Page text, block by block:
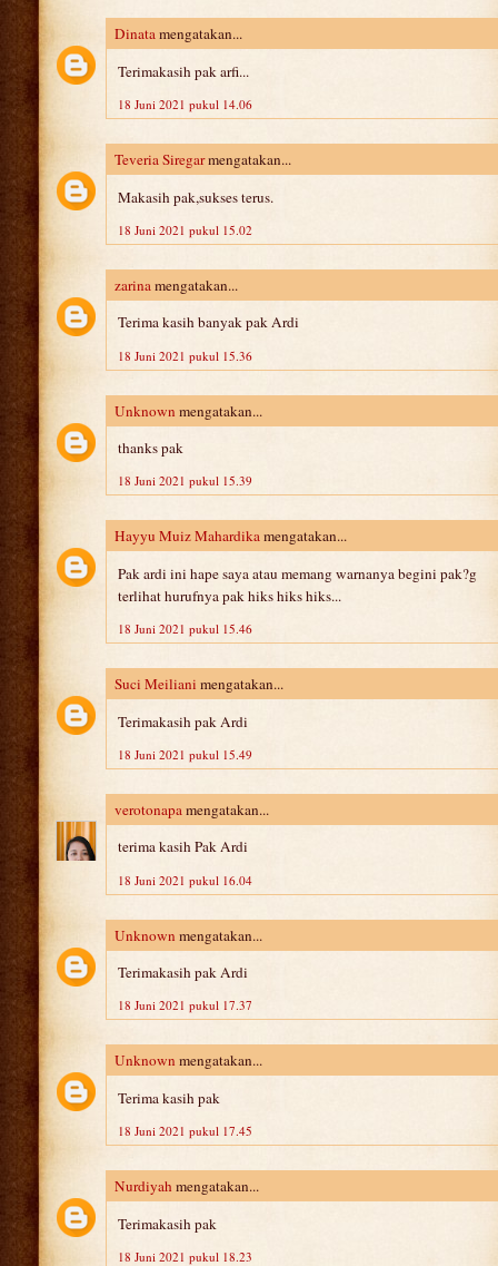
Dinatamengatakan...
Terimakasih pak arfi...
18 Juni 2021 pukul 14.06
Teveria Siregarmengatakan...
Makasih pak,sukses terus.
18 Juni 2021 pukul 15.02
zarinamengatakan...
Terima kasih banyak pak Ardi
18 Juni 2021 pukul 15.36
Unknown mengatakan...
thanks pak
18 Juni 2021 pukul 15.39
Hayyu Muiz Mahardikamengatakan...
Pak ardi ini hape saya atau memang warnanya begini pak?g
terlihat hurufnya pak hiks hiks hiks...
18 Juni 2021 pukul 15.46
Suci Meiliani mengatakan...
Terimakasih pak Ardi
18 Juni 2021 pukul 15.49
verotonapamengatakan...
terima kasih Pak Ardi
18 Juni 2021 pukul 16.04
Unknown mengatakan...
Terimakasih pak Ardi
18 Juni 2021 pukul 17.37
Unknown mengatakan...
Terima kasih pak
18 Juni 2021 pukul 17.45
Nurdiyahmengatakan...
Terimakasih pak
18 Juni 2021 pukul 18.23